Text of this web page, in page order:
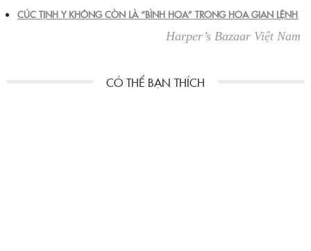
CÚC TỊNH Y KHÔNG CÒN LÀ “BÌNH HOA” TRONG HOA GIAN LỆNH
Harper’s Bazaar Việt Nam